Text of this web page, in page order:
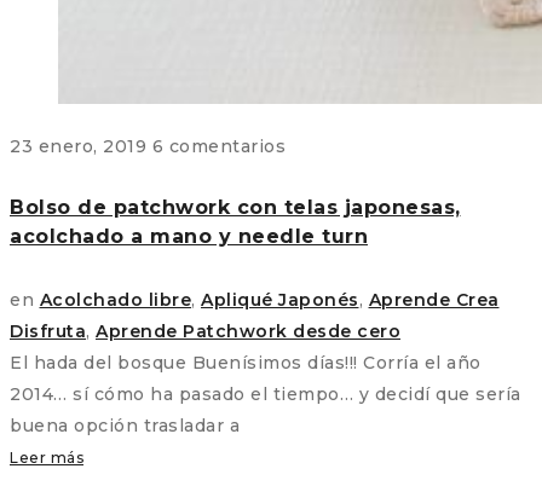
23 enero, 2019 6 comentarios
Bolso de patchwork con telas japonesas,
acolchado a mano y needle turn
en Acolchado libre, Apliqué Japonés, Aprende Crea
Disfruta, Aprende Patchwork desde cero
El hada del bosque Buenísimos días!!! Corría el año
2014… sí cómo ha pasado el tiempo… y decidí que sería
buena opción trasladar a
Leer más